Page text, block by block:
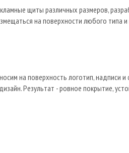
щиты различных размеров,
на поверхности любого
на поверхность логотип, надписи и
Результат - ровное покрытие,